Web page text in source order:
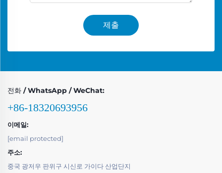
제출
전화 / WhatsApp / WeChat:
+86-18320693956
이메일:
[email protected]
주소:
중국 광저우 판위구 시신로 가이다 산업단지